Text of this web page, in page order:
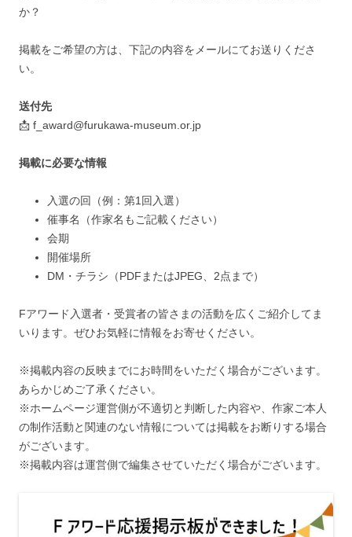
か？
掲載をご希望の方は、下記の内容をメールにてお送りくださ
い。
送付先
📩 f_award@furukawa-museum.or.jp
掲載に必要な情報
入選の回（例：第1回入選）
催事名（作家名もご記載ください）
会期
開催場所
DM・チラシ（PDFまたはJPEG、2点まで）
Fアワード入選者・受賞者の皆さまの活動を広くご紹介してま
いります。ぜひお気軽に情報をお寄せください。
※掲載内容の反映までにお時間をいただく場合がございます。
あらかじめご了承ください。
※ホームページ運営側が不適切と判断した内容や、作家ご本人
の制作活動と関連のない情報については掲載をお断りする場合
がございます。
※掲載内容は運営側で編集させていただく場合がございます。